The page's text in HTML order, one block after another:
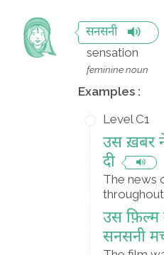
सनसनी
sensation
feminine noun
Examples :
Level C1
उस ख़बर
दी
The news
उस
सनसनी